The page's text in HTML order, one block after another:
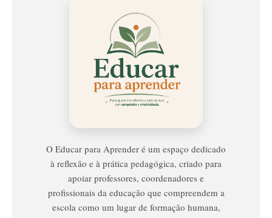
Educar
Para
O Educar para Aprender é um espaço dedicado
à reflexão e à prática pedagógica, criado para
apoiar professores, coordenadores e
profissionais da educação que compreendem a
escola como um lugar de formação humana,